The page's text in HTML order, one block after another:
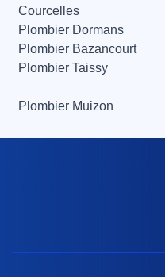
Courcelles
Plombier Dormans
Plombier Bazancourt
Plombier Taissy
Plombier Muizon